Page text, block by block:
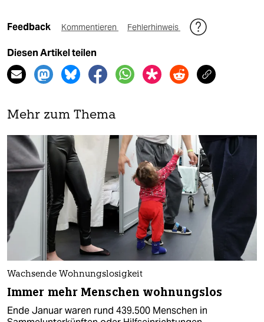
Feedback Kommentieren Fehlerhinweis
Diesen Artikel teilen
Mehr zum Thema
Wachsende Wohnungslosigkeit
Immer mehr Menschen wohnungslos
Ende Januar waren rund 439.500 Menschen in